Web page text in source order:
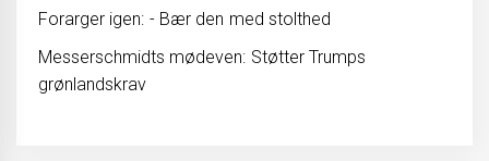
Forarger igen: - Bær den med stolthed
Messerschmidts mødeven: Støtter Trumps
grønlandskrav